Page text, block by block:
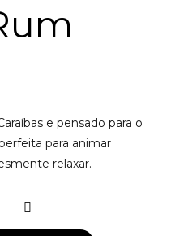
e pensado para o
para animar
relaxar.